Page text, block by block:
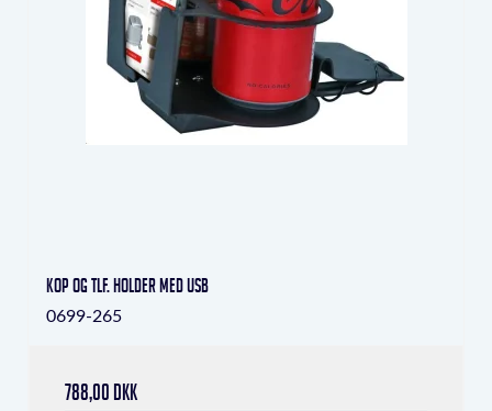
Kop og tlf. holder med USB
0699-265
788,00 DKK